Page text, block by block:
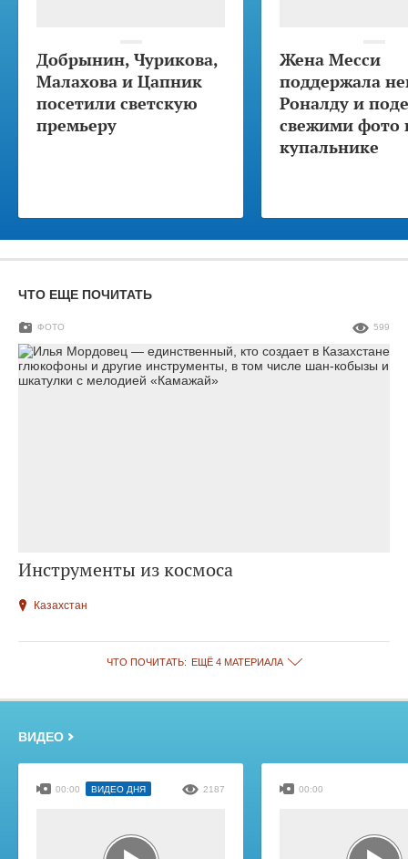
Добрынин, Чурикова,
Малахова и Цапник
посетили светскую
премьеру
Жена Месси
поддержала
Роналду и
свежими фото
купальнике
ЧТО ЕЩЕ ПОЧИТАТЬ
Инструменты из космоса
ФОТО 599
Казахстан
ЧТО ПОЧИТАТЬ: ЕЩЁ 4 МАТЕРИАЛА
ВИДЕО
00:00 ВИДЕО ДНЯ 2187 00:00